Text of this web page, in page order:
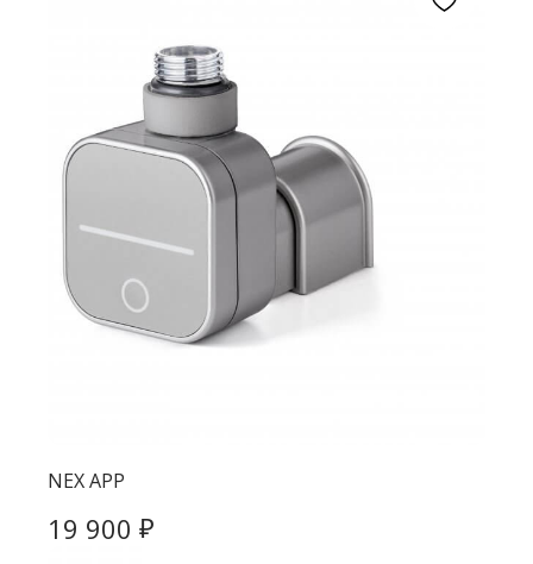
NEX APP
19 900 ₽